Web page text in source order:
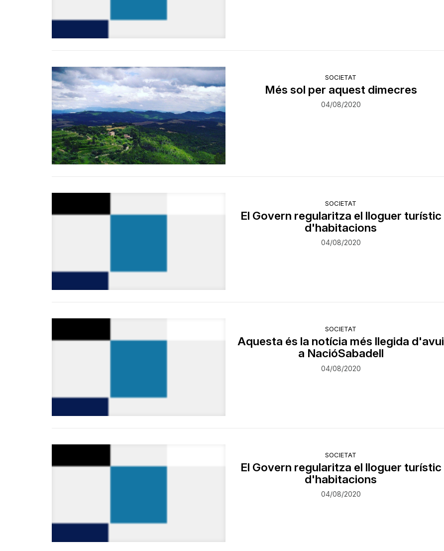
SOCIETAT
Més sol per aquest dimecres
04/08/2020
SOCIETAT
El Govern regularitza el lloguer turístic
d'habitacions
04/08/2020
SOCIETAT
Aquesta és la notícia més llegida d'avui
a NacióSabadell
04/08/2020
SOCIETAT
El Govern regularitza el lloguer turístic
d'habitacions
04/08/2020